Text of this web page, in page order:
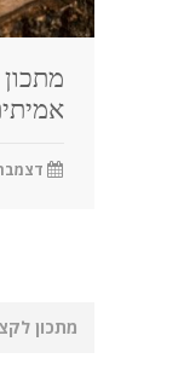
דצמבר 31,
מתכון